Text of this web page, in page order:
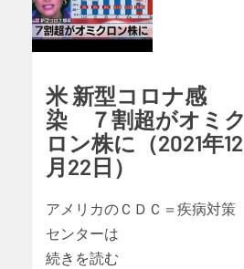
米 新型コロナ感
染 ７割超がオミク
ロン株に（2021年12
月22日）
アメリカのＣＤＣ＝疾病対策
センターは
続きを読む